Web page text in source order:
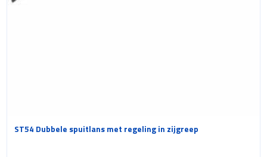
ST54 Dubbele spuitlans met regeling in zijgreep